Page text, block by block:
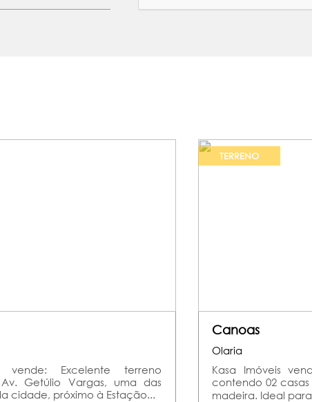
vende: Excelente terreno
Getúlio Vargas, uma das
cidade, próximo à Estação...
TERRENO
Canoas
Olaria
Kasa Imóveis
contendo 02
madeira. Ideal